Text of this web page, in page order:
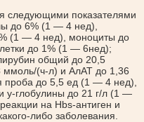
следующими показателями
до 6% (1 — 4 нед),
(1 — 4 нед), моноциты до
до 1% (1 — 6нед);
общий до 20,5
(ч-л) и АлАТ до 1,36
до 5,5 ед (1 — 4 нед),
у-глобулины до 21 г/л (1 —
на Hbs-антиген и
либо заболевания.